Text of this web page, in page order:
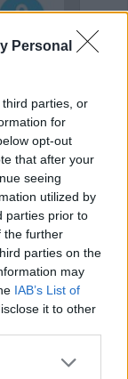
Personal
parties, or
for
opt-out
that after your
seeing
utilized by
parties prior to
the further
parties on the
may
IAB’s List of
it to other